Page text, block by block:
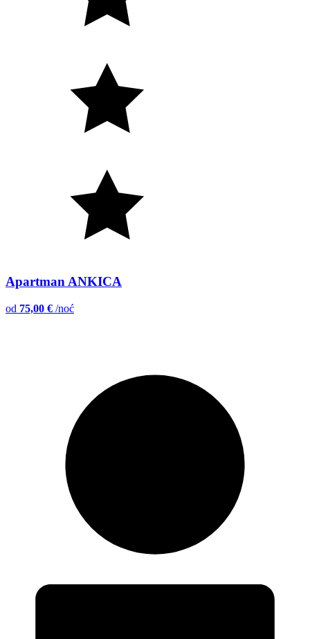
Apartman ANKICA
od 75,00 € /noć